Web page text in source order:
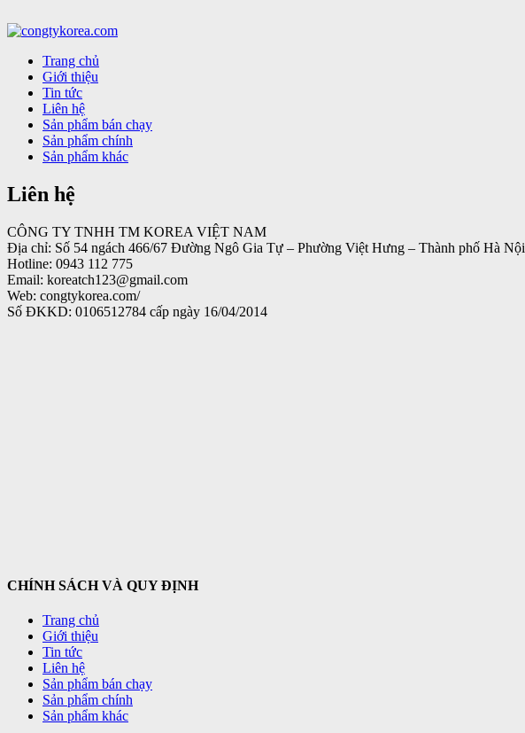
Trang chủ
Giới thiệu
Tin tức
Liên hệ
Sản phẩm bán chạy
Sản phẩm chính
Sản phẩm khác
Liên hệ
CÔNG TY TNHH TM KOREA VIỆT NAM
Địa chỉ: Số 54 ngách 466/67 Đường Ngô Gia Tự – Phường Việt Hưng – Thành phố Hà Nội
Hotline: 0943 112 775
Email: koreatch123@gmail.com
Web: congtykorea.com/
Số ĐKKD: 0106512784 cấp ngày 16/04/2014
CHÍNH SÁCH VÀ QUY ĐỊNH
Trang chủ
Giới thiệu
Tin tức
Liên hệ
Sản phẩm bán chạy
Sản phẩm chính
Sản phẩm khác